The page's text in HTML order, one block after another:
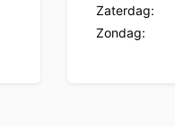
Zaterdag:
Zondag: